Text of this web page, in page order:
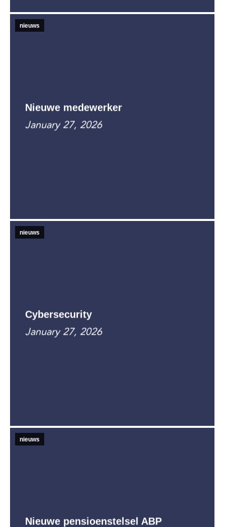
nieuws
Nieuwe medewerker
January 27, 2026
nieuws
Cybersecurity
January 27, 2026
nieuws
Nieuwe pensioenstelsel ABP